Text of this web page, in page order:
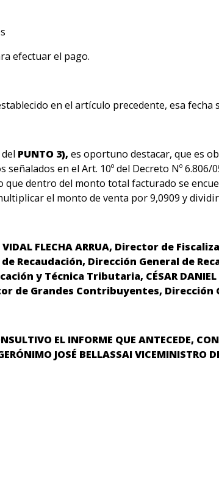
efectuar el pago.
en el artículo precedente, esa
PUNTO 3), es oportuno destacar, que es
en el Art. 10º del Decreto Nº
dentro del monto total facturado se
el monto de venta por 9,0909 y
VIDAL FLECHA ARRUA, Director de
Recaudación, Dirección General de
y Técnica Tributaria, CÉSAR
de Grandes Contribuyentes,
EL INFORME QUE ANTECEDE,
JOSÉ BELLASSAI VICEMINISTRO